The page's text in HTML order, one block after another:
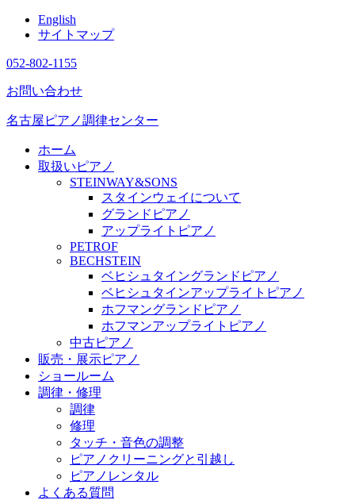
English
サイトマップ
052-802-1155
お問い合わせ
名古屋ピアノ調律センター
ホーム
取扱いピアノ
STEINWAY&SONS
スタインウェイについて
グランドピアノ
アップライトピアノ
PETROF
BECHSTEIN
ベヒシュタイングランドピアノ
ベヒシュタインアップライトピアノ
ホフマングランドピアノ
ホフマンアップライトピアノ
中古ピアノ
販売・展示ピアノ
ショールーム
調律・修理
調律
修理
タッチ・音色の調整
ピアノクリーニングと引越し
ピアノレンタル
よくある質問